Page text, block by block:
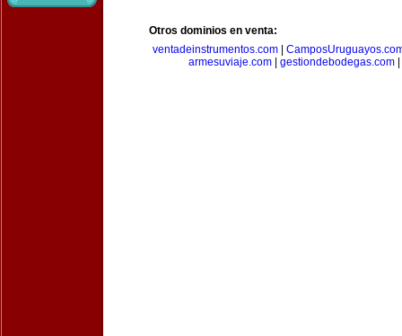
Otros dominios en venta:
ventadeinstrumentos.com
armesuviaje.com| gestiondebodegas.com|